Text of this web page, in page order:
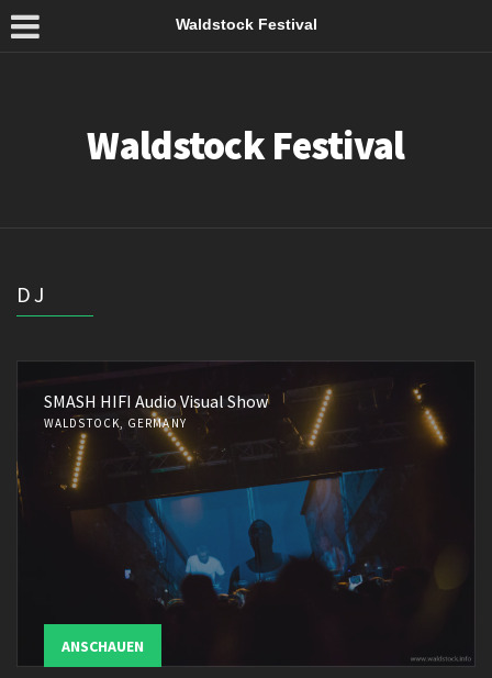
Waldstock Festival
Waldstock Festival
DJ
SMASH HIFI Audio Visual Show
WALDSTOCK, GERMANY
ANSCHAUEN